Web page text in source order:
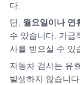
다.
단, 월요일이나 연
수 있습니다. 가급
사를 받으실 수 있
자동차 검사는 유
발생하지 않습니다.